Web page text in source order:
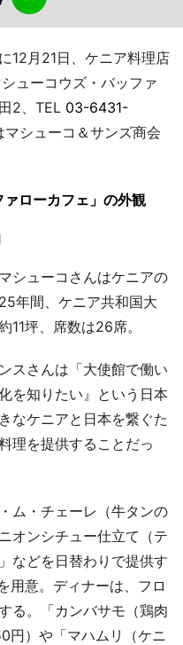
12月21日、ケニア料理店
ューコウズ・バッファ
2、TEL 03-6431-
シューコ＆サンズ商会
ァローカフェ」の外観
シューコさんはケニアの
年間、ケニア共和国大
11坪、席数は26席。
スさんは「大使館で働い
を知りたい』という日本
なケニアと日本を繋ぐた
理を提供することだっ
ム・チェーレ（牛タンの
オンシチュー仕立て（テ
などを日替わりで提供す
用意。ディナーは、フロ
る。「カンバサモ（鶏肉
円）や「マハムリ（ケニ